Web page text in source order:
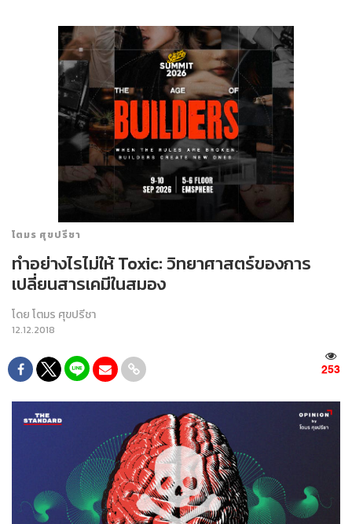
โตมร ศุขปรีชา
ทำอย่างไรไม่ให้ Toxic: วิทยาศาสตร์ของการ
เปลี่ยนสารเคมีในสมอง
โดยโตมร ศุขปรีชา
12.12.2018
253